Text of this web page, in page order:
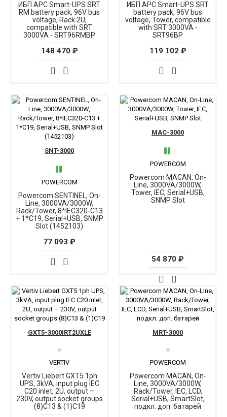
ИБП APC Smart-UPS SRT
RM battery pack, 96V bus
voltage, Rack 2U,
compatible with SRT
3000VA - SRT96RMBP
148 470 ₽
ИБП APC Smart-UPS SRT
battery pack, 96V bus
voltage, Tower, compatible
with SRT 3000VA -
SRT96BP
119 102 ₽
Powercom SENTINEL, On-
Line, 3000VA/3000W,
Rack/Tower, 8*IEC320-C13
+ 1*C19, Serial+USB, SNMP
Slot (1452103)
POWERCOM
SNT-3000
77 093 ₽
Powercom MACAN, On-
Line, 3000VA/3000W,
Tower, IEC, Serial+USB,
SNMP Slot
POWERCOM
MAC-3000
54 870 ₽
Vertiv Liebert GXT5 1ph
UPS, 3kVA, input plug IEC
C20 inlet, 2U, output –
230V, output socket groups
(8)C13 & (1)C19
VERTIV
✖
GXT5-3000IRT2UXLE
Powercom MACAN, On-
Line, 3000VA/3000W,
Rack/Tower, IEC, LCD,
Serial+USB, SmartSlot,
подкл. доп. батарей
POWERCOM
✖
MRT-3000